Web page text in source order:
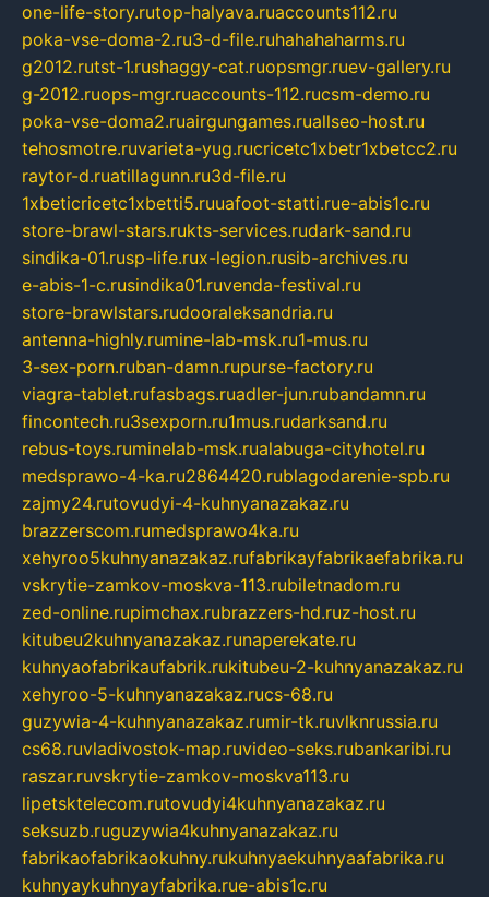
one-life-story.rutop-halyava.ruaccounts112.ru
poka-vse-doma-2.ru3-d-file.ruhahahaharms.ru
g2012.rutst-1.rushaggy-cat.ruopsmgr.ruev-gallery.ru
g-2012.ruops-mgr.ruaccounts-112.rucsm-demo.ru
poka-vse-doma2.ruairgungames.ruallseo-host.ru
tehosmotre.ruvarieta-yug.rucricetc1xbetr1xbetcc2.ru
raytor-d.ruatillagunn.ru3d-file.ru
1xbeticricetc1xbetti5.ruuafoot-statti.rue-abis1c.ru
store-brawl-stars.rukts-services.rudark-sand.ru
sindika-01.rusp-life.rux-legion.rusib-archives.ru
e-abis-1-c.rusindika01.ruvenda-festival.ru
store-brawlstars.rudooraleksandria.ru
antenna-highly.rumine-lab-msk.ru1-mus.ru
3-sex-porn.ruban-damn.rupurse-factory.ru
viagra-tablet.rufasbags.ruadler-jun.rubandamn.ru
fincontech.ru3sexporn.ru1mus.rudarksand.ru
rebus-toys.ruminelab-msk.rualabuga-cityhotel.ru
medsprawo-4-ka.ru2864420.rublagodarenie-spb.ru
zajmy24.rutovudyi-4-kuhnyanazakaz.ru
brazzerscom.rumedsprawo4ka.ru
xehyroo5kuhnyanazakaz.rufabrikayfabrikaefabrika.ru
vskrytie-zamkov-moskva-113.rubiletnadom.ru
zed-online.rupimchax.rubrazzers-hd.ruz-host.ru
kitubeu2kuhnyanazakaz.runaperekate.ru
kuhnyaofabrikaufabrik.rukitubeu-2-kuhnyanazakaz.ru
xehyroo-5-kuhnyanazakaz.rucs-68.ru
guzywia-4-kuhnyanazakaz.rumir-tk.ruvlknrussia.ru
cs68.ruvladivostok-map.ruvideo-seks.rubankaribi.ru
raszar.ruvskrytie-zamkov-moskva113.ru
lipetsktelecom.rutovudyi4kuhnyanazakaz.ru
seksuzb.ruguzywia4kuhnyanazakaz.ru
fabrikaofabrikaokuhny.rukuhnyaekuhnyaafabrika.ru
kuhnyaykuhnyayfabrika.rue-abis1c.ru